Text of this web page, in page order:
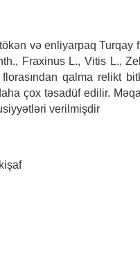
və enliyarpaq Turqay
Fraxinus L., Vitis L.,
qalma relikt
çox təsadüf edilir.
verilmişdir